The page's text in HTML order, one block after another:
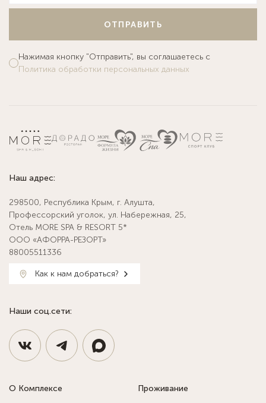
ОТПРАВИТЬ
Нажимая кнопку "Отправить", вы соглашаетесь с
Политика обработки персональных данных
Наш адрес:
298500, Республика Крым, г. Алушта,
Профессорский уголок, ул. Набережная, 25,
Отель MORE SPA & RESORT 5*
ООО «АФОРРА-РЕЗОРТ»
88005511336
Как к нам добраться?
Наши соц.сети:
О Комплексе Проживание